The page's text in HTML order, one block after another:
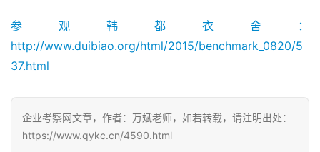
参观韩都衣舍：
http://www.duibiao.org/html/2015/benchmark_0820/5
37.html
企业考察网文章，作者：万斌老师，如若转载，请注明出处：
https://www.qykc.cn/4590.html